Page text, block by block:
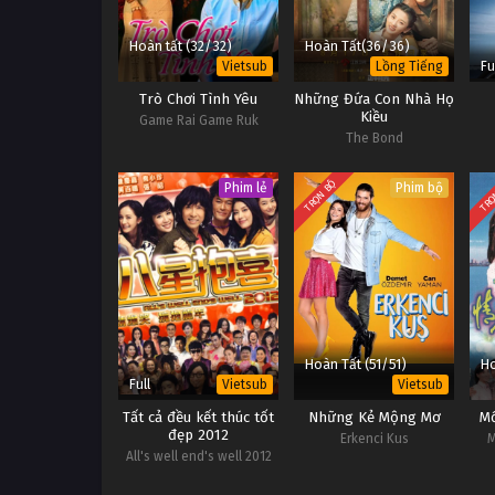
Hoàn tất (32/32)
Vietsub
Trò Chơi Tình Yêu
Game Rai Game Ruk
Hoàn Tất(36/36)
Lồng Tiếng
Những Đứa Con Nhà Họ
Kiều
The Bond
Phim lẻ
Full Vietsub
Tất cả đều kết thúc tốt
đẹp 2012
All's well end's well 2012
TRỌN BỘ Phim bộ
Hoàn Tất (51/51)
Vietsub
Những Kẻ Mộng Mơ
Erkenci Kus